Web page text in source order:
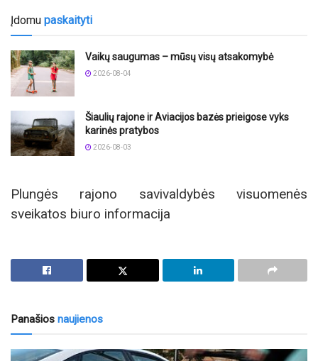
Įdomu paskaityti
Vaikų saugumas – mūsų visų atsakomybė
2026-08-04
Šiaulių rajone ir Aviacijos bazės prieigose vyks
karinės pratybos
2026-08-03
Plungės rajono savivaldybės visuomenės
sveikatos biuro informacija
Panašios naujienos